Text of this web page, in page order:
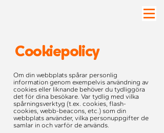
Cookiepolicy
Om din webbplats spårar personlig
information genom exempelvis användning av
cookies eller liknande behöver du tydliggöra
det för dina besökare. Var tydlig med vilka
spårningsverktyg (t.ex. cookies, flash-
cookies, webb-beacons, etc.) som din
webbplats använder, vilka personuppgifter de
samlar in och varför de används.